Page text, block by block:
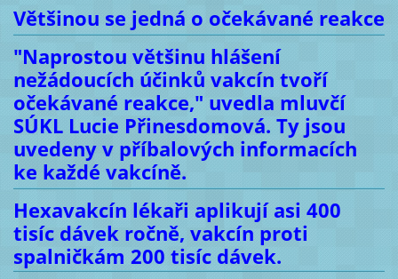
Většinou se jedná o očekávané reakce
"Naprostou většinu hlášení
nežádoucích účinků vakcín tvoří
očekávané reakce," uvedla mluvčí
SÚKL Lucie Přinesdomová. Ty jsou
uvedeny v příbalových informacích
ke každé vakcíně.
Hexavakcín lékaři aplikují asi 400
tisíc dávek ročně, vakcín proti
spalničkám 200 tisíc dávek.